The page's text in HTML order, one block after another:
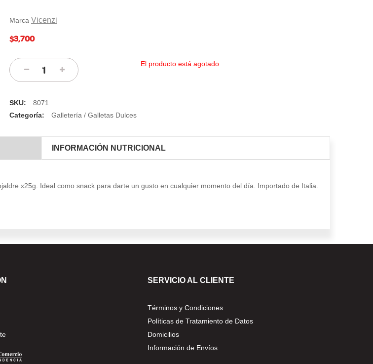
Marca Vicenzi
$3,700
El producto está agotado
SKU:
8071
Categoría:
Galletería / Galletas Dulces
INFORMACIÓN NUTRICIONAL
x25g. Ideal como snack para darte un gusto en cualquier momento del día. Importado de Italia.
SERVICIO AL CLIENTE
Términos y Condiciones
Políticas de Tratamiento de Datos
Domicilios
Información de Envíos